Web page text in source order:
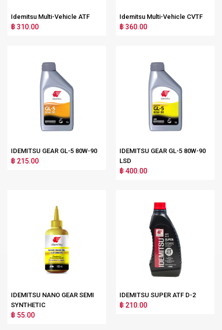
Idemitsu Multi-Vehicle ATF
฿ 310.00
Idemitsu Multi-Vehicle CVTF
฿ 360.00
IDEMITSU GEAR GL-5 80W-90
฿ 215.00
IDEMITSU GEAR GL-5 80W-90
LSD
฿ 400.00
IDEMITSU NANO GEAR SEMI
SYNTHETIC
฿ 55.00
IDEMITSU SUPER ATF D-2
฿ 210.00